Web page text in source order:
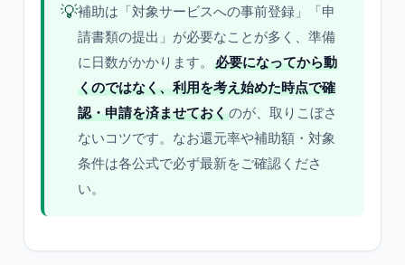
💡補助は「対象サービスへの事前登録」「申
請書類の提出」が必要なことが多く、準備
に日数がかかります。
必要になってから動
くのではなく、利用を考え始めた時点で確
認・申請を済ませておくのが、取りこぼさ
ないコツです。なお還元率や補助額・対象
条件は各公式で必ず最新をご確認くださ
い。